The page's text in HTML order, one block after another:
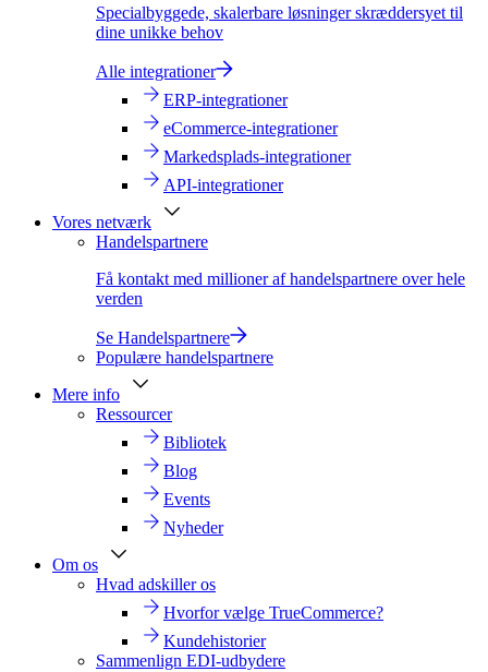
Specialbyggede, skalerbare løsninger skræddersyet til
dine unikke behov
Alle integrationer
ERP-integrationer
eCommerce-integrationer
Markedsplads-integrationer
API-integrationer
Vores netværk
Handelspartnere
Få kontakt med millioner af handelspartnere over hele
verden
Se Handelspartnere
Populære handelspartnere
Mere info
Ressourcer
Bibliotek
Blog
Events
Nyheder
Om os
Hvad adskiller os
Hvorfor vælge TrueCommerce?
Kundehistorier
Sammenlign EDI-udbydere